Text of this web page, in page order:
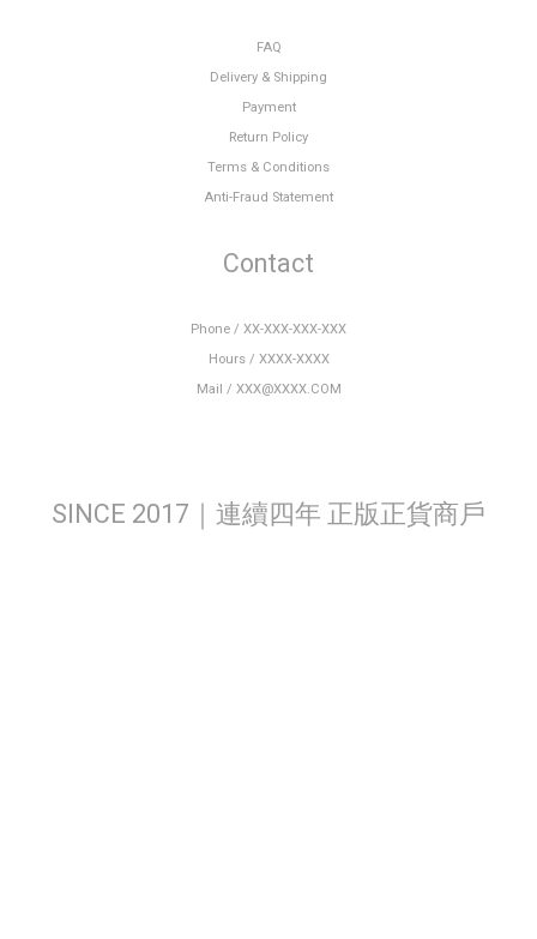
FAQ
Delivery & Shipping
Payment
Return Policy
Terms & Conditions
Anti-Fraud Statement
Contact
Phone / XX-XXX-XXX-XXX
Hours / XXXX-XXXX
Mail / XXX@XXXX.COM
SINCE 2017｜連續四年 正版正貨商戶